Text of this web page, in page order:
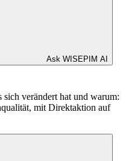
Ask WISEPIM AI
verändert hat und warum:
mit Direktaktion auf